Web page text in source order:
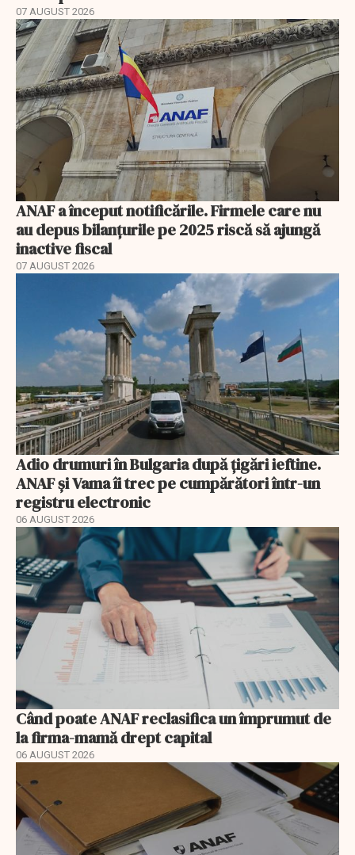
07 AUGUST 2026
ANAF a început notificările. Firmele care nu
au depus bilanțurile pe 2025 riscă să ajungă
inactive fiscal
07 AUGUST 2026
Adio drumuri în Bulgaria după țigări ieftine.
ANAF și Vama îi trec pe cumpărători într-un
registru electronic
06 AUGUST 2026
Când poate ANAF reclasifica un împrumut de
la firma-mamă drept capital
06 AUGUST 2026